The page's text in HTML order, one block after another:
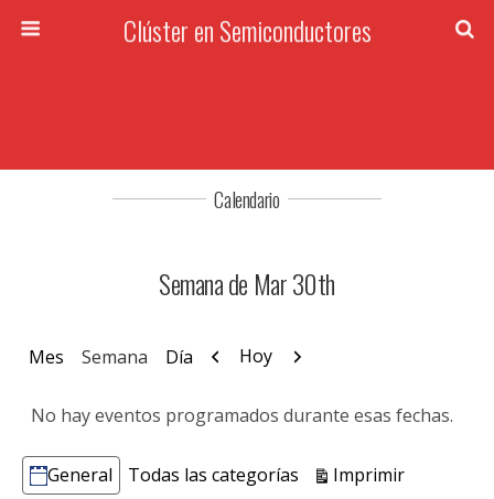
Clúster en Semiconductores
Calendario
Semana de Mar 30th
Mes Semana Día Anterior
Hoy Siguiente
No hay eventos programados durante esas fechas.
Categorías
General Todas las categorías ImprimirVistas